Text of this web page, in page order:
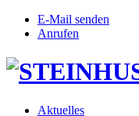
E-Mail senden
Anrufen
Aktuelles